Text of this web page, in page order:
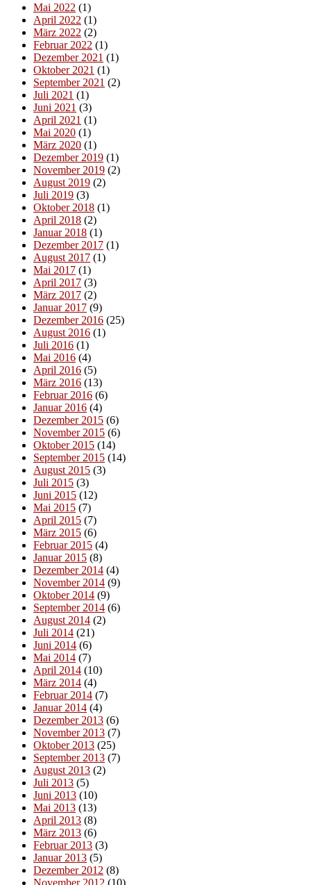
Mai 2022 (1)
April 2022 (1)
März 2022 (2)
Februar 2022 (1)
Dezember 2021 (1)
Oktober 2021 (1)
September 2021 (2)
Juli 2021 (1)
Juni 2021 (3)
April 2021 (1)
Mai 2020 (1)
März 2020 (1)
Dezember 2019 (1)
November 2019 (2)
August 2019 (2)
Juli 2019 (3)
Oktober 2018 (1)
April 2018 (2)
Januar 2018 (1)
Dezember 2017 (1)
August 2017 (1)
Mai 2017 (1)
April 2017 (3)
März 2017 (2)
Januar 2017 (9)
Dezember 2016 (25)
August 2016 (1)
Juli 2016 (1)
Mai 2016 (4)
April 2016 (5)
März 2016 (13)
Februar 2016 (6)
Januar 2016 (4)
Dezember 2015 (6)
November 2015 (6)
Oktober 2015 (14)
September 2015 (14)
August 2015 (3)
Juli 2015 (3)
Juni 2015 (12)
Mai 2015 (7)
April 2015 (7)
März 2015 (6)
Februar 2015 (4)
Januar 2015 (8)
Dezember 2014 (4)
November 2014 (9)
Oktober 2014 (9)
September 2014 (6)
August 2014 (2)
Juli 2014 (21)
Juni 2014 (6)
Mai 2014 (7)
April 2014 (10)
März 2014 (4)
Februar 2014 (7)
Januar 2014 (4)
Dezember 2013 (6)
November 2013 (7)
Oktober 2013 (25)
September 2013 (7)
August 2013 (2)
Juli 2013 (5)
Juni 2013 (10)
Mai 2013 (13)
April 2013 (8)
März 2013 (6)
Februar 2013 (3)
Januar 2013 (5)
Dezember 2012 (8)
November 2012 (10)